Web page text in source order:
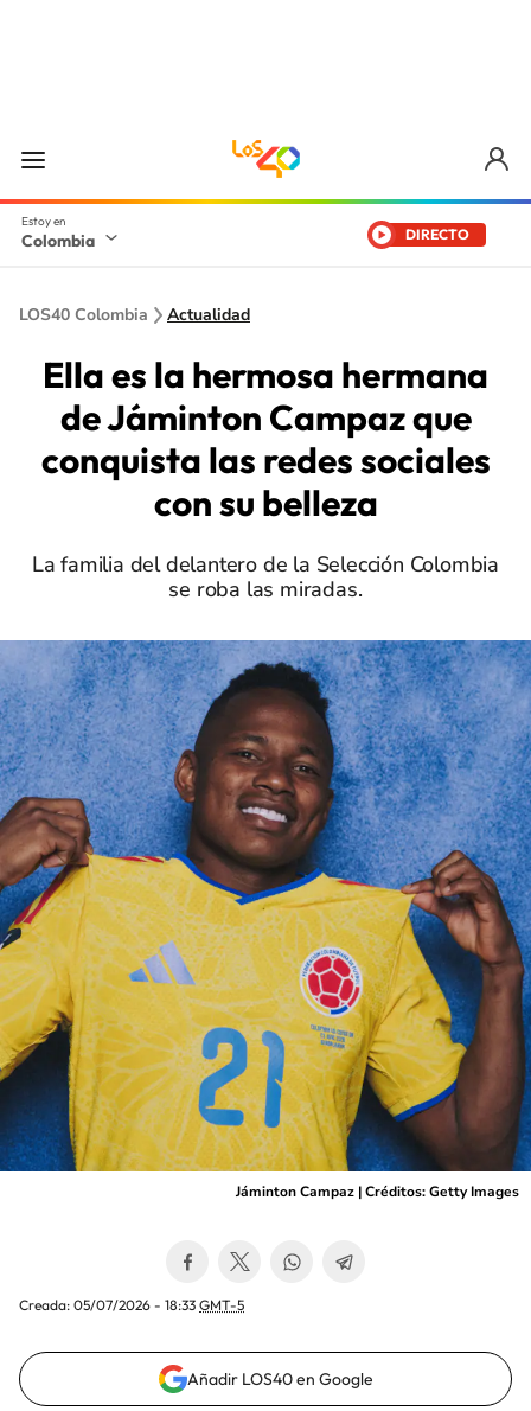
Colombia DIRECTO
LOS40 Colombia Actualidad
Ella es la hermosa hermana
de Jáminton Campaz que
conquista las redes sociales
con su belleza
La familia del delantero de la Selección Colombia
se roba las miradas.
Jáminton Campaz | Créditos: Getty Images
Creada: 05/07/2026 - 18:33 GMT-5
Añadir LOS40 en Google